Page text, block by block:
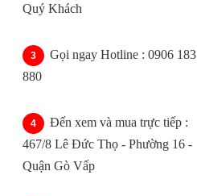
Quý Khách
Gọi ngay Hotline : 0906 183
880
Đến xem và mua trực tiếp :
467/8 Lê Đức Thọ - Phường 16 -
Quận Gò Vấp